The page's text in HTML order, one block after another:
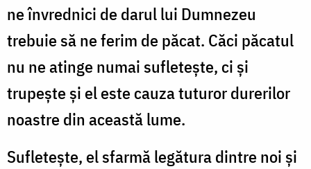
ne învrednici de darul lui Dumnezeu
trebuie să ne ferim de păcat. Căci păcatul
nu ne atinge numai sufleteşte, ci şi
trupeşte şi el este cauza tuturor durerilor
noastre din această lume.
Sufleteşte, el sfarmă legătura dintre noi şi